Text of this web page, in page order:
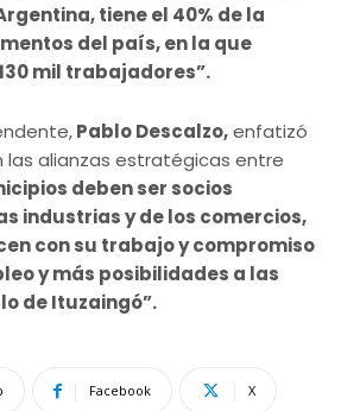
tiene el 40% de la
del país, en la que
mil trabajadores”.
Pablo Descalzo,enfatizó
las alianzas estratégicas entre
deben ser socios
industrias y de los comercios,
con su trabajo y compromiso
y más posibilidades a las
de Ituzaingó”.
Facebook X